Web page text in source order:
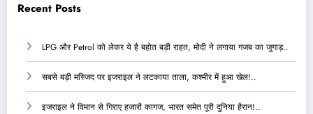
Recent Posts
LPG और Petrol को लेकर ये है बहोत बड़ी राहत, मोदी ने लगाया गजब का जुगाड़..
सबसे बड़ी मस्जिद पर इजराइल ने लटकाया ताला, कश्मीर में हुआ खेल!..
इजराइल ने विमान से गिराए हजारों कागज, भारत समेत पूरी दुनिया हैरान!..